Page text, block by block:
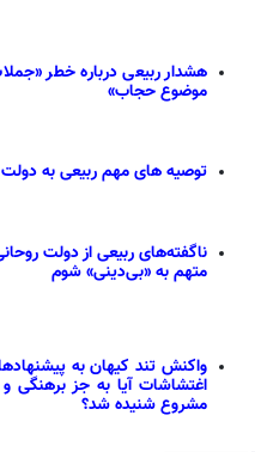
هشدار ربیعی درباره خطر
موضوع حجاب»
توصیه های مهم ربیعی به دولت
ناگفته‌های ربیعی از دولت
متهم به «بی‌دینی» شوم
واکنش تند کیهان به
اغتشاشات آیا به جز برهنگی
مشروع شنیده شد؟